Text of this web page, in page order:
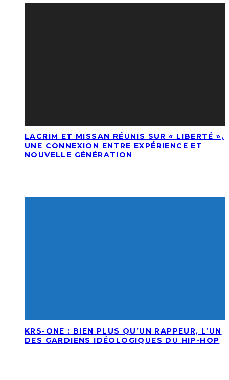
LACRIM ET MISSAN RÉUNIS SUR « LIBERTÉ »,
UNE CONNEXION ENTRE EXPÉRIENCE ET
NOUVELLE GÉNÉRATION
KRS-ONE : BIEN PLUS QU’UN RAPPEUR, L’UN
DES GARDIENS IDÉOLOGIQUES DU HIP-HOP